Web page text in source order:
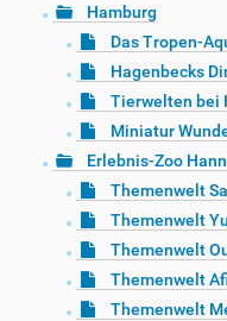
Hamburg
Das Tropen-
Hagenbecks
Tierwelten bei
Miniatur
Erlebnis-Zoo
Themenwelt
Themenwelt
Themenwelt
Themenwelt
Themenwelt